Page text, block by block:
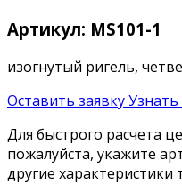
Артикул: MS101-1
изогнутый ригель,
Оставить заявку
Для быстрого расчета
пожалуйста, укажите
другие характеристики